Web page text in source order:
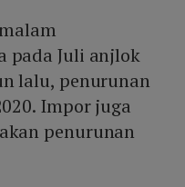
pada Juli anjlok
lalu, penurunan
Impor juga
penurunan